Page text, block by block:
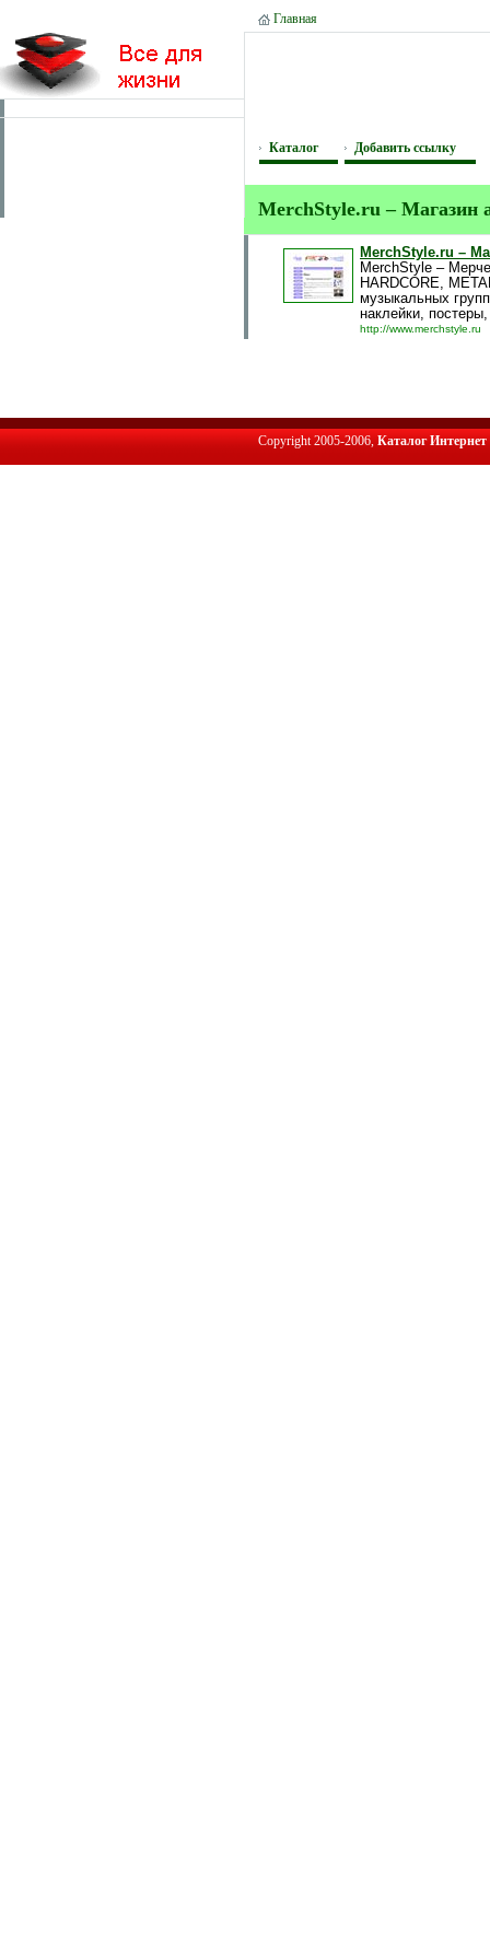
Главная
Каталог Добавить ссылку
MerchStyle.ru – Магазин
MerchStyle.ru –
MerchStyle –
HARDCORE,
музыкальных
наклейки,
http://www.merchstyle.ru
Copyright 2005-2006, Каталог Интернет